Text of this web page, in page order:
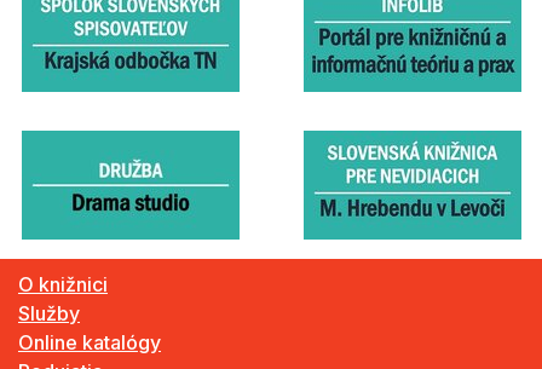
O knižnici
Služby
Online katalógy